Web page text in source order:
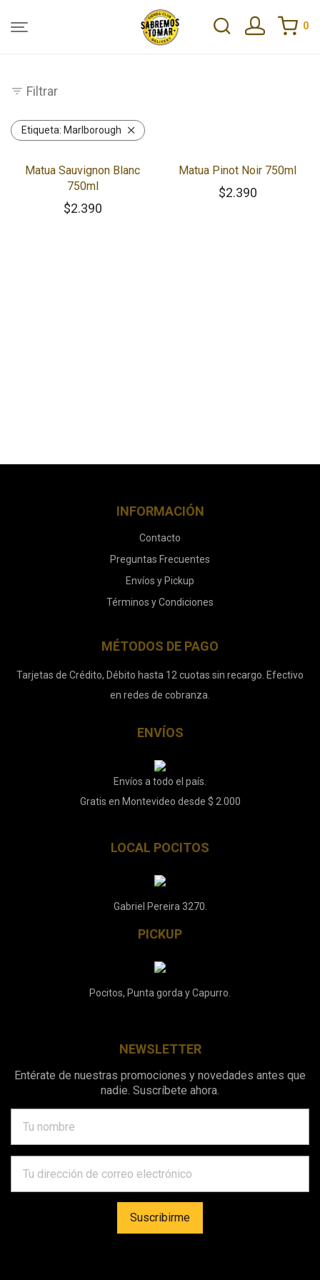
0
Filtrar
Etiqueta: Marlborough
Matua Sauvignon Blanc
750ml
$2.390
Matua Pinot Noir 750ml
$2.390
INFORMACIÓN
Contacto
Preguntas Frecuentes
Envíos y Pickup
Términos y Condiciones
MÉTODOS DE PAGO
Tarjetas de Crédito, Débito hasta 12 cuotas sin recargo. Efectivo
en redes de cobranza.
ENVÍOS
Envíos a todo el país.
Gratis en Montevideo desde $ 2.000
LOCAL POCITOS
Gabriel Pereira 3270.
PICKUP
Pocitos, Punta gorda y Capurro.
NEWSLETTER
Entérate de nuestras promociones y novedades antes que
nadie. Suscríbete ahora.